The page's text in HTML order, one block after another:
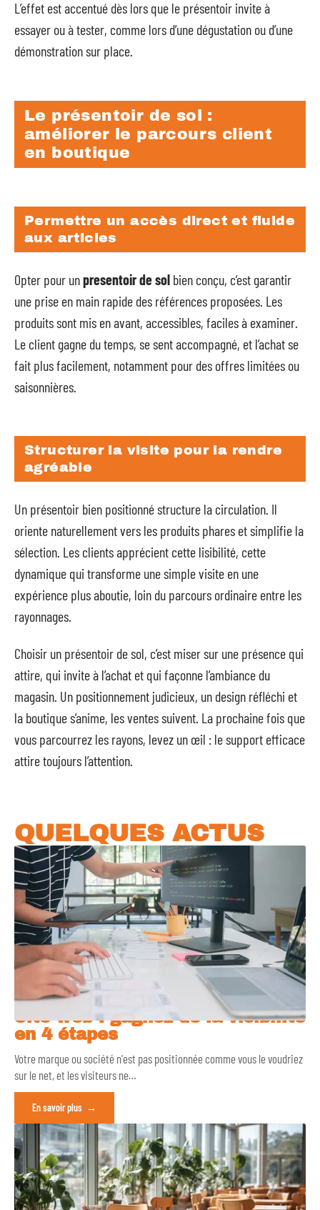
L’effet est accentué dès lors que le présentoir invite à
essayer ou à tester, comme lors d’une dégustation ou d’une
démonstration sur place.
Le présentoir de sol :
améliorer le parcours client
en boutique
Permettre un accès direct et fluide
aux articles
Opter pour unpresentoir de sol bien conçu, c’est garantir
une prise en main rapide des références proposées. Les
produits sont mis en avant, accessibles, faciles à examiner.
Le client gagne du temps, se sent accompagné, et l’achat se
fait plus facilement, notamment pour des offres limitées ou
saisonnières.
Structurer la visite pour la rendre
agréable
Un présentoir bien positionné structure la circulation. Il
oriente naturellement vers les produits phares et simplifie la
sélection. Les clients apprécient cette lisibilité, cette
dynamique qui transforme une simple visite en une
expérience plus aboutie, loin du parcours ordinaire entre les
rayonnages.
Choisir un présentoir de sol, c’est miser sur une présence qui
attire, qui invite à l’achat et qui façonne l’ambiance du
magasin. Un positionnement judicieux, un design réfléchi et
la boutique s’anime, les ventes suivent. La prochaine fois que
vous parcourrez les rayons, levez un œil : le support efficace
attire toujours l’attention.
QUELQUES ACTUS
Site web : gagnez de la visibilité
en 4 étapes
Votre marque ou société n'est pas positionnée comme vous le voudriez
sur le net, et les visiteurs ne…
En savoir plus